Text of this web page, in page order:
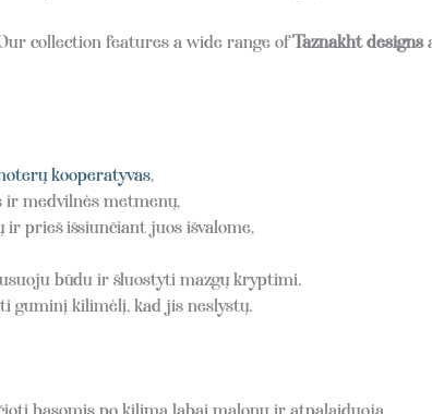
collection features a wide range ofTaznakht designs
kooperatyvas,
ir medvilnės metmenų,
ir prieš išsiunčiant juos išvalome,
būdu ir šluostyti mazgų kryptimi.
guminį kilimėlį, kad jis neslystų.